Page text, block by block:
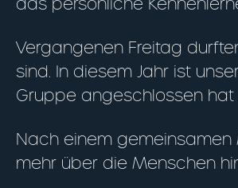
Vergangenen Freitag
sind. In diesem Jahr ist
Gruppe angeschlossen
Nach einem gemeinsamen
mehr über die Menschen